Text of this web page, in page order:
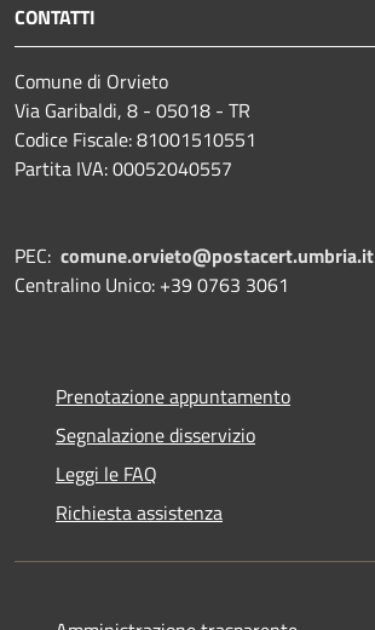
CONTATTI
Comune di Orvieto
Via Garibaldi, 8 - 05018 - TR
Codice Fiscale: 81001510551
Partita IVA: 00052040557
PEC: comune.orvieto@postacert.umbria.it
Centralino Unico: +39 0763 3061
Prenotazione appuntamento
Segnalazione disservizio
Leggi le FAQ
Richiesta assistenza